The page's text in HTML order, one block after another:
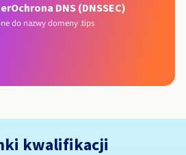
Ochrona DNS (DNSSEC)
do nazwy domeny .tips
kwalifikacji